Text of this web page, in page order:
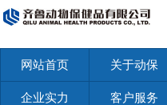
网站首页 关于动保
企业实力 客户服务